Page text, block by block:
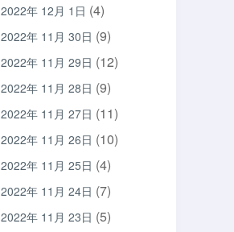
2022年 12月 1日 (4)
2022年 11月 30日 (9)
2022年 11月 29日 (12)
2022年 11月 28日 (9)
2022年 11月 27日 (11)
2022年 11月 26日 (10)
2022年 11月 25日 (4)
2022年 11月 24日 (7)
2022年 11月 23日 (5)